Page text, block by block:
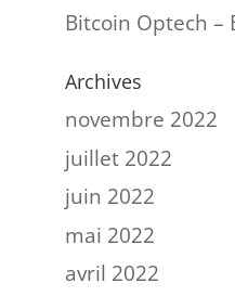
Bitcoin Optech –
Archives
novembre 2022
juillet 2022
juin 2022
mai 2022
avril 2022